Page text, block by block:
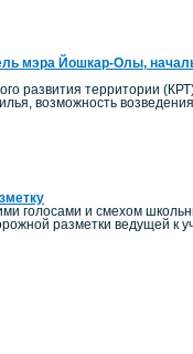
мэра Йошкар-Олы,
развития территории
возможность
голосами и смехом
разметки ведущей к